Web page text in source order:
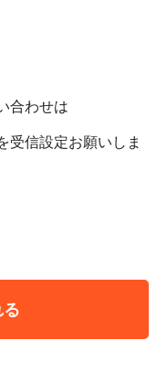
合わせは
受信設定お願いしま